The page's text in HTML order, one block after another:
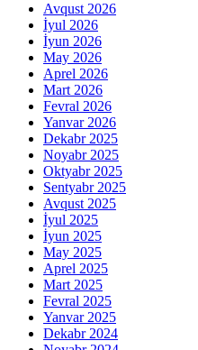
Avqust 2026
İyul 2026
İyun 2026
May 2026
Aprel 2026
Mart 2026
Fevral 2026
Yanvar 2026
Dekabr 2025
Noyabr 2025
Oktyabr 2025
Sentyabr 2025
Avqust 2025
İyul 2025
İyun 2025
May 2025
Aprel 2025
Mart 2025
Fevral 2025
Yanvar 2025
Dekabr 2024